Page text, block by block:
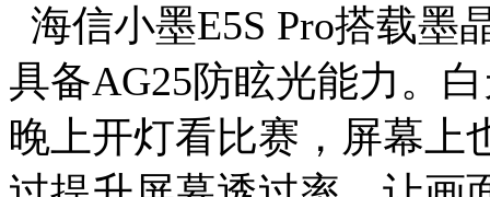
海信小墨E5S Pro搭载墨
具备AG25防眩光能力。
晚上开灯看比赛，屏幕上